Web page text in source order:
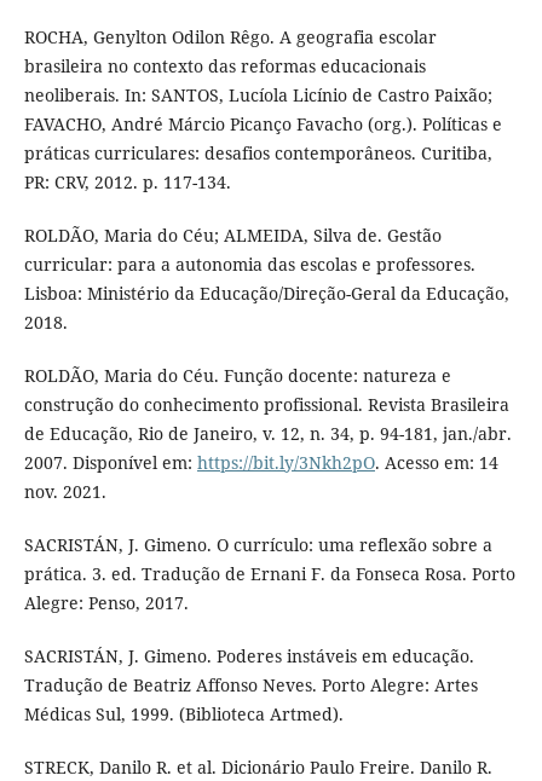
ROCHA, Genylton Odilon Rêgo. A geografia escolar
brasileira no contexto das reformas educacionais
neoliberais. In: SANTOS, Lucíola Licínio de Castro Paixão;
FAVACHO, André Márcio Picanço Favacho (org.). Políticas e
práticas curriculares: desafios contemporâneos. Curitiba,
PR: CRV, 2012. p. 117-134.
ROLDÃO, Maria do Céu; ALMEIDA, Silva de. Gestão
curricular: para a autonomia das escolas e professores.
Lisboa: Ministério da Educação/Direção-Geral da Educação,
2018.
ROLDÃO, Maria do Céu. Função docente: natureza e
construção do conhecimento profissional. Revista Brasileira
de Educação, Rio de Janeiro, v. 12, n. 34, p. 94-181, jan./abr.
2007. Disponível em: https://bit.ly/3Nkh2pO. Acesso em: 14
nov. 2021.
SACRISTÁN, J. Gimeno. O currículo: uma reflexão sobre a
prática. 3. ed. Tradução de Ernani F. da Fonseca Rosa. Porto
Alegre: Penso, 2017.
SACRISTÁN, J. Gimeno. Poderes instáveis em educação.
Tradução de Beatriz Affonso Neves. Porto Alegre: Artes
Médicas Sul, 1999. (Biblioteca Artmed).
STRECK, Danilo R. et al. Dicionário Paulo Freire. Danilo R.